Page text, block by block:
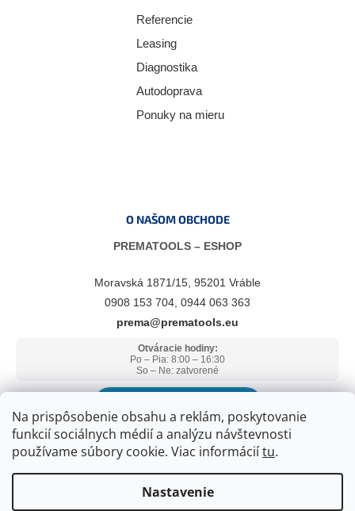
Na prispôsobenie obsahu a reklám, poskytovanie
funkcií sociálnych médií a analýzu návštevnosti
používame súbory cookie. Viac informáciítu.
Nastavenie
Referencie
Leasing
Diagnostika
Autodoprava
Ponuky na mieru
O NAŠOM OBCHODE
PREMATOOLS – ESHOP
Moravská 1871/15, 95201 Vráble
0908 153 704, 0944 063 363
prema@prematools.eu
Otváracie hodiny:
Po – Pia: 8:00 – 16:30
So – Ne: zatvorené